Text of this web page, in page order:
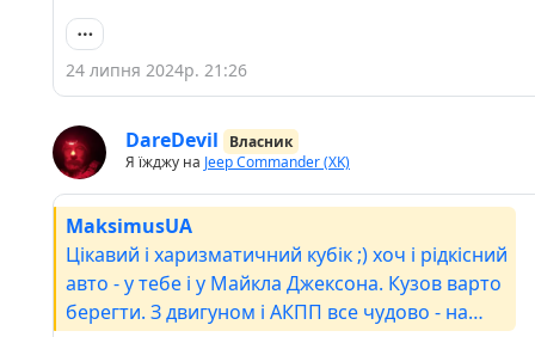
24 липня 2024р. 21:26
DareDevil
Власник
Я їжджу на Jeep Commander (XK)
MaksimusUA
Цікавий і харизматичний кубік ;) хоч і рідкісний
авто - у тебе і у Майкла Джексона. Кузов варто
берегти. З двигуном і АКПП все чудово - на